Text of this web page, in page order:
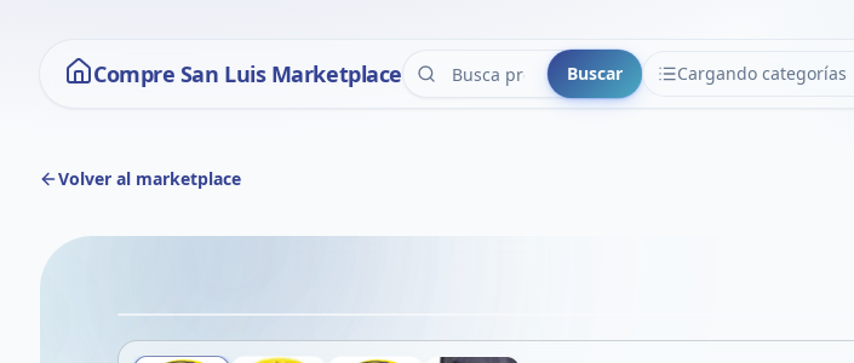
Compre San Luis Marketplace Buscar Cargando categorías
CATEGORÍAS
Volver al marketplace